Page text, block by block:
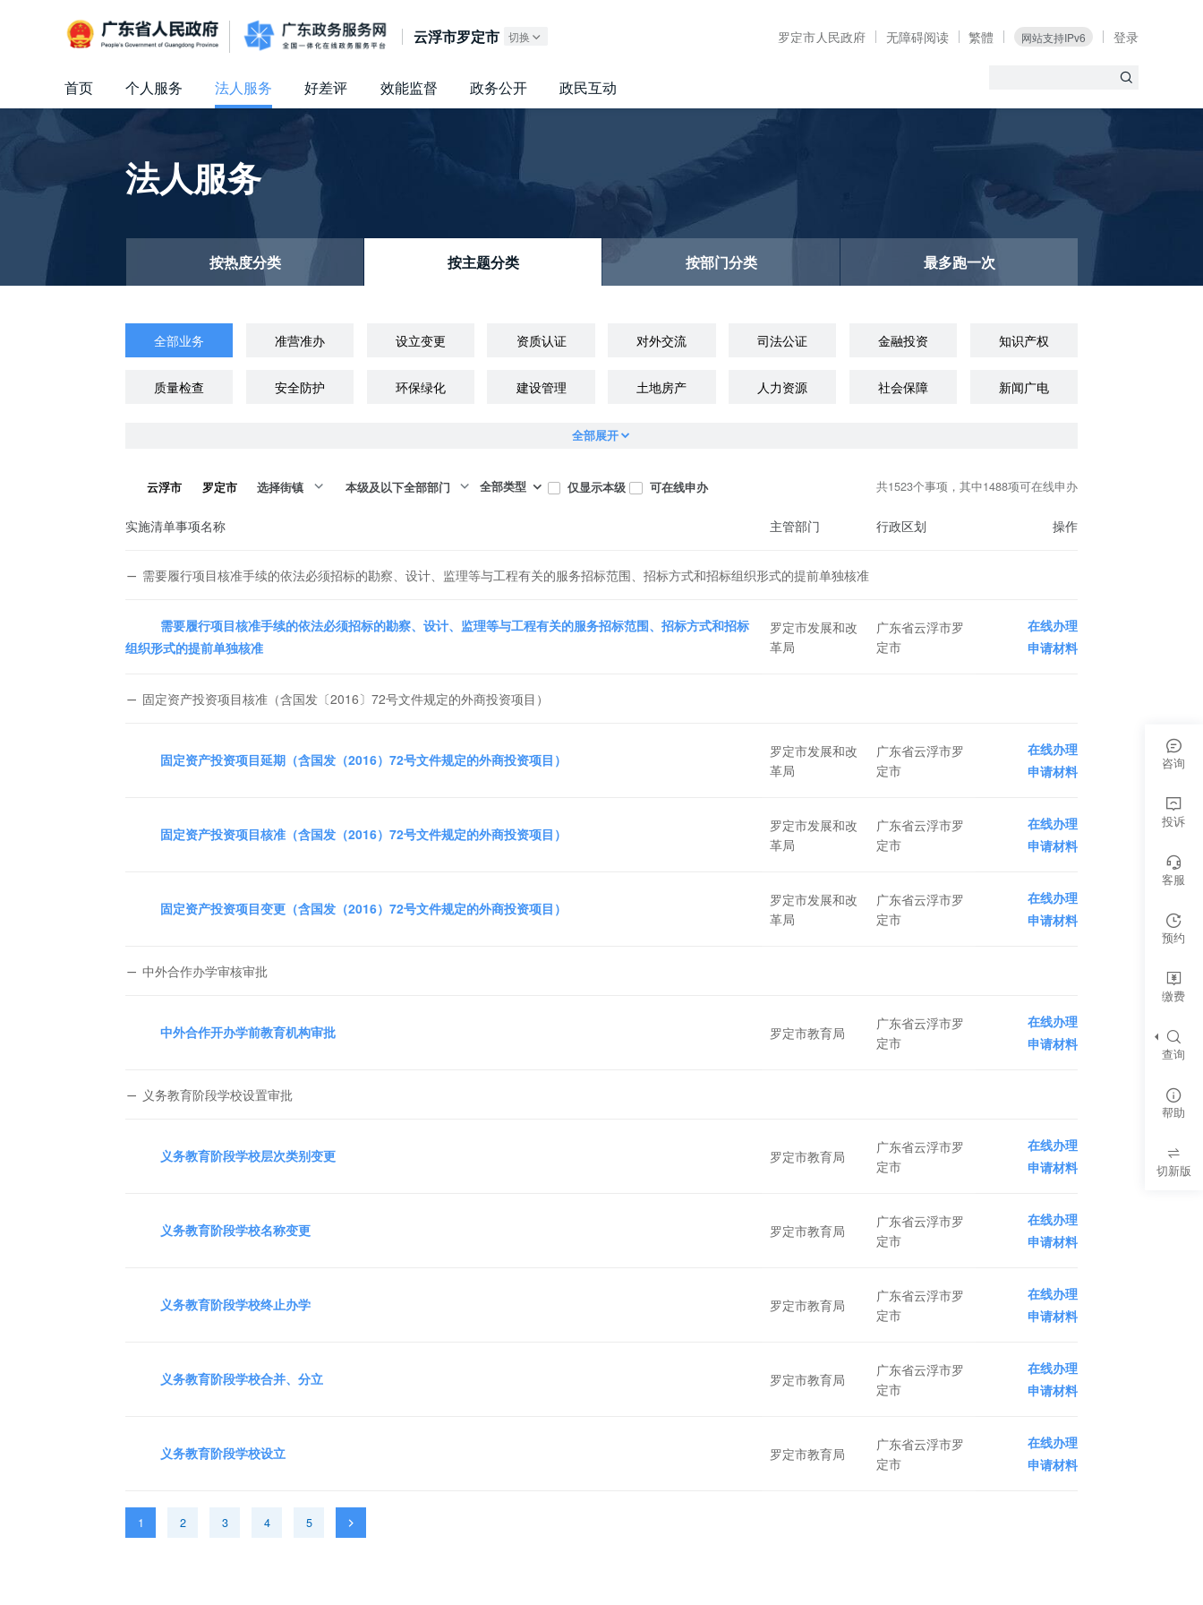
留言信箱
建言献策
信访相关法规
便民服务
百姓论坛
政府热线
网上调查
在线访谈
法律服务
领导信箱
未加载图片
政务微博
网络问政
意见征集
部门信箱
信访常见问题
信件回复
网上举报
公众监督
我要留言
广东省人民政府 广东政务服务网
云浮市罗定市 切换 罗定市人民政府 无障碍阅读 繁體 网站支持IPv6 登录
首页 个人服务 法人服务 好差评 效能监督 政务公开 政民互动
法人服务
按热度分类 按主题分类 按部门分类 最多跑一次
全部业务 准营准办 设立变更 资质认证 对外交流 司法公证 金融投资 知识产权
质量检查 安全防护 环保绿化 建设管理 土地房产 人力资源 社会保障 新闻广电
全部展开
云浮市 罗定市 选择街镇 本级及以下全部部门 全部类型 仅显示本级 可在线申办 共1523个事项，其中1488项可在线申办
实施清单事项名称 主管部门 行政区划 操作
需要履行项目核准手续的依法必须招标的勘察、设计、监理等与工程有关的服务招标范围、招标方式和招标组织形式的提前单独核准
需要履行项目核准手续的依法必须招标的勘察、设计、监理等与工程有关的服务招标范围、招标方式和招标
组织形式的提前单独核准
罗定市发展和改
革局
广东省云浮市罗
定市
在线办理
申请材料
固定资产投资项目核准（含国发〔2016〕72号文件规定的外商投资项目）
固定资产投资项目延期（含国发（2016）72号文件规定的外商投资项目）
罗定市发展和改
革局
广东省云浮市罗
定市
在线办理
申请材料
固定资产投资项目核准（含国发（2016）72号文件规定的外商投资项目）
罗定市发展和改
革局
广东省云浮市罗
定市
在线办理
申请材料
固定资产投资项目变更（含国发（2016）72号文件规定的外商投资项目）
罗定市发展和改
革局
广东省云浮市罗
定市
在线办理
申请材料
中外合作办学审核审批
中外合作开办学前教育机构审批 罗定市教育局
广东省云浮市罗
定市
在线办理
申请材料
义务教育阶段学校设置审批
义务教育阶段学校层次类别变更 罗定市教育局
广东省云浮市罗
定市
在线办理
申请材料
义务教育阶段学校名称变更 罗定市教育局
广东省云浮市罗
定市
在线办理
申请材料
义务教育阶段学校终止办学 罗定市教育局
广东省云浮市罗
定市
在线办理
申请材料
义务教育阶段学校合并、分立 罗定市教育局
广东省云浮市罗
定市
在线办理
申请材料
义务教育阶段学校设立 罗定市教育局
广东省云浮市罗
定市
在线办理
申请材料
1 2 3 4 5
咨询
投诉
客服
预约
缴费
查询
帮助
切新版